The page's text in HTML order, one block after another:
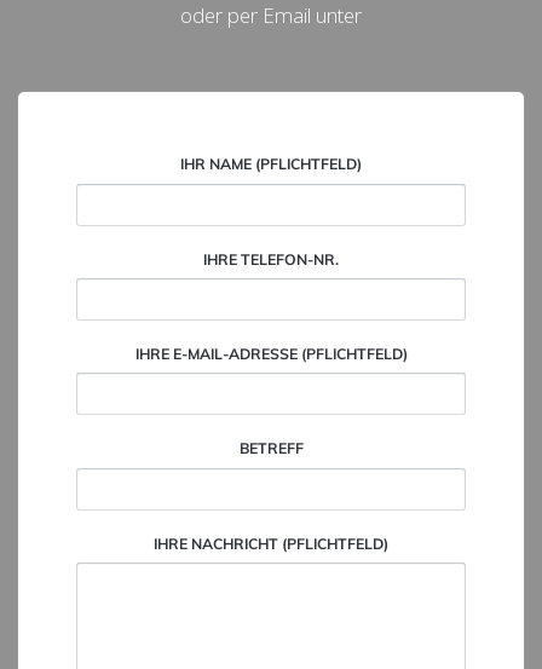
oder per Email unter
IHR NAME (PFLICHTFELD)
IHRE TELEFON-NR.
IHRE E-MAIL-ADRESSE (PFLICHTFELD)
BETREFF
IHRE NACHRICHT (PFLICHTFELD)